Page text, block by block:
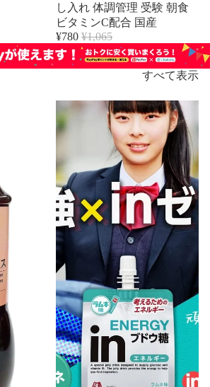
し入れ 体調管理 受験 朝食
ビタミンC配合 国産
¥780 ¥1,065
すべて表示